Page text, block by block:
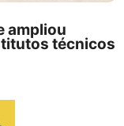
ampliou
técnicos